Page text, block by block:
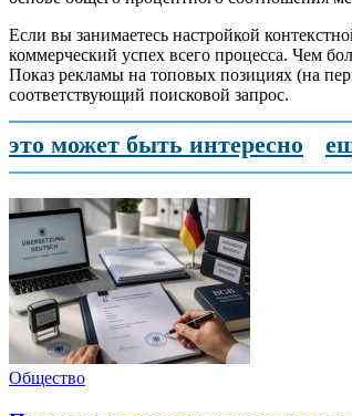
Если вы занимаетесь настройкой
коммерческий успех всего процесса. Чем
Показ рекламы на топовых позициях (на
соответствующий поисковой запрос.
это может быть интересно
Общество